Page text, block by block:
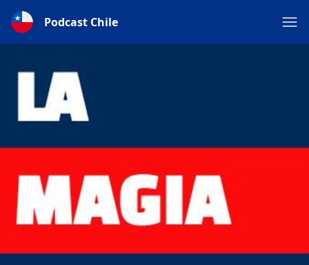
Podcast Chile